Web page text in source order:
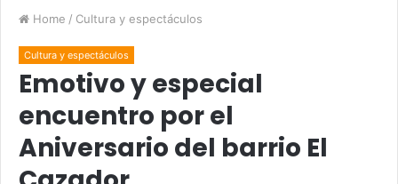
Home / Cultura y espectáculos
Cultura y espectáculos
Emotivo y especial
encuentro por el
Aniversario del barrio El